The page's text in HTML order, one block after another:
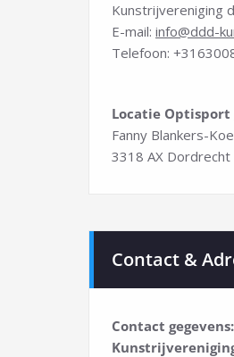
Kunstrijvereniging
E-mail: info@ddd-
Telefoon: +31
Locatie Optisport
Fanny Blankers-
3318 AX Dordrecht
Contact &
Contact gegevens: